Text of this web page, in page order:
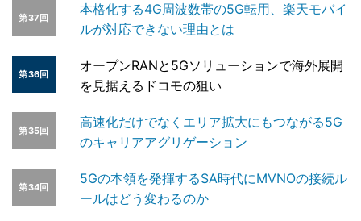
第37回
本格化する4G周波数帯の5G転用、楽天モバイ
ルが対応できない理由とは
第36回
オープンRANと5Gソリューションで海外展開
を見据えるドコモの狙い
第35回
高速化だけでなくエリア拡大にもつながる5G
のキャリアアグリゲーション
第34回
5Gの本領を発揮するSA時代にMVNOの接続ル
ールはどう変わるのか